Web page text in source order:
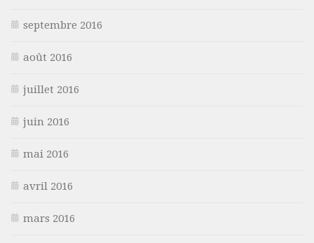
septembre 2016
août 2016
juillet 2016
juin 2016
mai 2016
avril 2016
mars 2016